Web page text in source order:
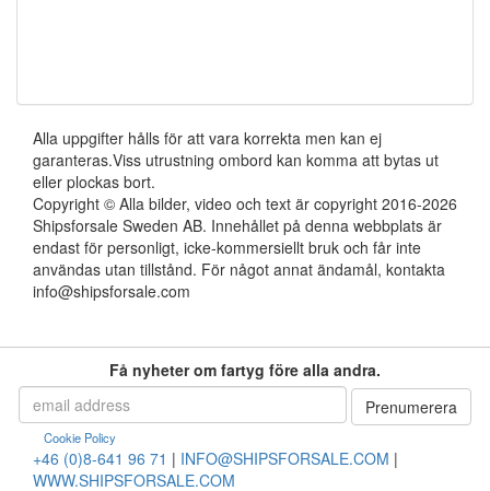
Alla uppgifter hålls för att vara korrekta men kan ej
garanteras.Viss utrustning ombord kan komma att bytas ut
eller plockas bort.
Copyright © Alla bilder, video och text är copyright 2016-2026
Shipsforsale Sweden AB. Innehållet på denna webbplats är
endast för personligt, icke-kommersiellt bruk och får inte
användas utan tillstånd. För något annat ändamål, kontakta
info@shipsforsale.com
Få nyheter om fartyg före alla andra.
Cookie Policy
+46 (0)8-641 96 71 | INFO@SHIPSFORSALE.COM |
WWW.SHIPSFORSALE.COM